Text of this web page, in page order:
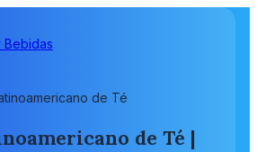
Bebidas
de Té
de Té |